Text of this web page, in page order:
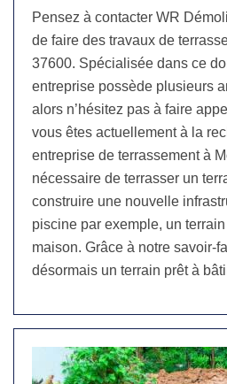
Pensez à contacter WR
de faire des travaux de
37600. Spécialisée dans ce
entreprise possède plusieurs
alors n’hésitez pas à faire
vous êtes actuellement à la
entreprise de terrassement à
nécessaire de terrasser un
construire une nouvelle
piscine par exemple, un
maison. Grâce à notre savoir-
désormais un terrain prêt à